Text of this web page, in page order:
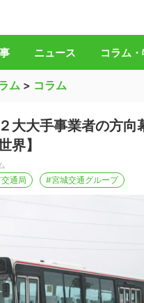
バス総合情報誌「バスマガ
ニュース コラム
ム > コラム
大大手事業者の方向
界】
通局 #宮城交通グループ